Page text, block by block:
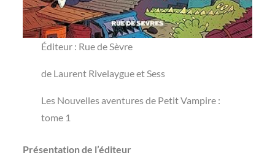
Éditeur ‏: ‎Rue de Sèvre
de Laurent Rivelaygue et Sess
Les Nouvelles aventures de Petit Vampire :
tome 1
Présentation de l’éditeur